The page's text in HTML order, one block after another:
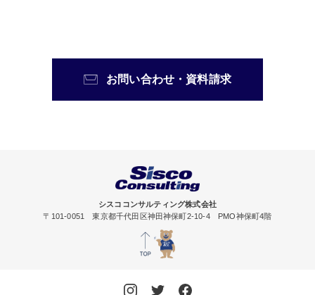
お問い合わせ・資料請求
シスココンサルティング株式会社
〒101-0051 東京都千代田区神田神保町2-10-4 PMO神保町4階